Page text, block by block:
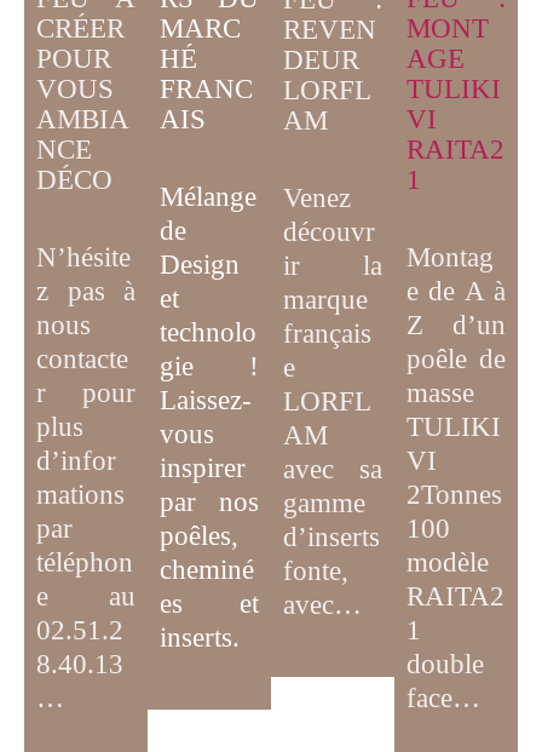
CRÉER
POUR
VOUS
AMBIA
NCE
DÉCO
N’hésite
z pas à
nous
contacte
r pour
plus
d’infor
mations
par
téléphon
e au
02.51.2
8.40.13
…
MARC
HÉ
FRANC
AIS
Mélange
de
Design
et
technolo
gie !
Laissez-
vous
inspirer
par nos
poêles,
cheminé
es et
inserts.
REVEN
DEUR
LORFL
AM
Venez
découvr
ir la
marque
français
e
LORFL
AM
avec sa
gamme
d’inserts
fonte,
avec…
MONT
AGE
TULIKI
VI
RAITA2
1
Montag
e de A à
Z d’un
poêle de
masse
TULIKI
VI
2Tonnes
100
modèle
RAITA2
1
double
face…